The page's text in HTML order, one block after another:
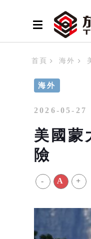
首頁 海外
海外
2026-05-27
美國蒙
險
- A +